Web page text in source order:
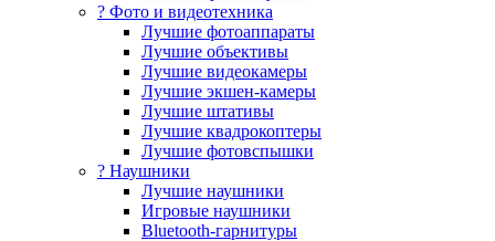
? Фото и видеотехника
Лучшие фотоаппараты
Лучшие объективы
Лучшие видеокамеры
Лучшие экшен-камеры
Лучшие штативы
Лучшие квадрокоптеры
Лучшие фотовспышки
? Наушники
Лучшие наушники
Игровые наушники
Bluetooth-гарнитуры